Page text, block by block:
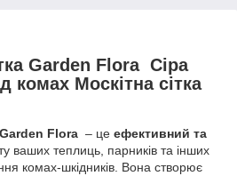
Garden Flora Сіра
комах Москітна сітка
Flora – це ефективний та
ваших теплиць, парників та інших
комах-шкідників. Вона створює